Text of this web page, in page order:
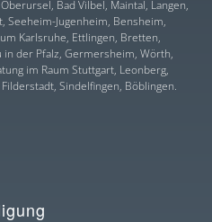
Bad Vilbel, Maintal, Langen,
Seeheim-Jugenheim, Bensheim,
Karlsruhe, Ettlingen, Bretten,
in der Pfalz, Germersheim, Wörth,
im Raum Stuttgart, Leonberg,
Sindelfingen, Böblingen.